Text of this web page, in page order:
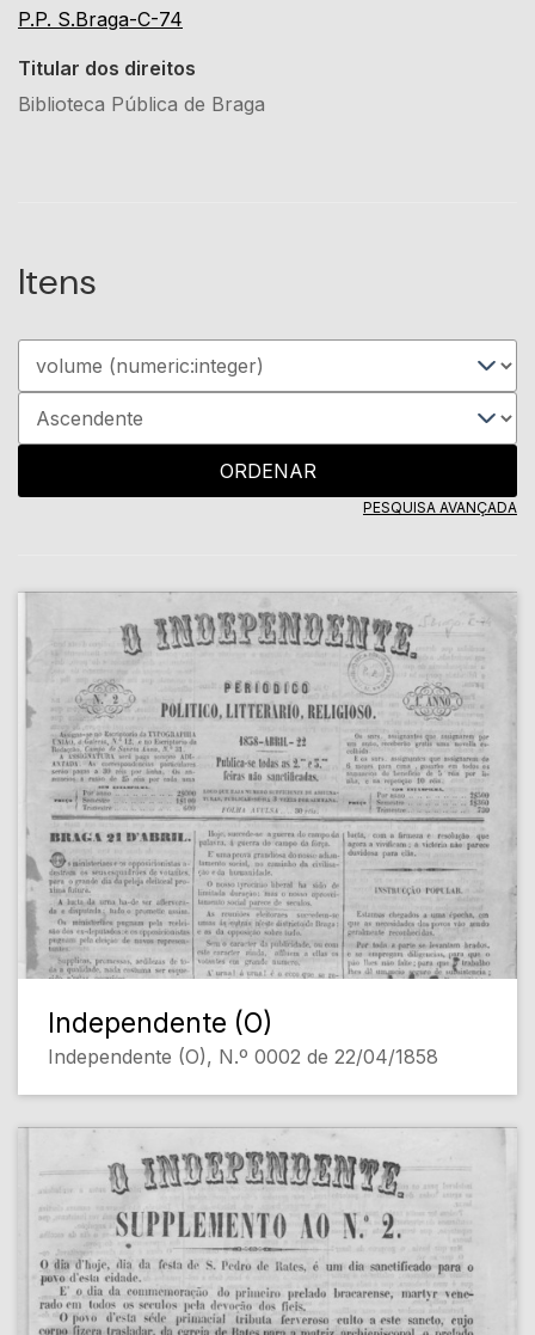
P.P. S.Braga-C-74
Titular dos direitos
Biblioteca Pública de Braga
Itens
ORDENAR
PESQUISA AVANÇADA
Independente (O)
Independente (O), N.º 0002 de 22/04/1858